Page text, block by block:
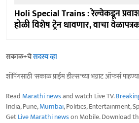
Holi Special Trains : रेल्वेकडून
होळी विशेष ट्रेन धावणार, वाचा
सकाळ+चेसदस्य व्हा
शॉपिंगसाठी 'सकाळ प्राईम डील्स'च्या भन्नाट ऑफर्स
Read Marathi newsand watch Live TV.
India, Pune,Mumbai, Politics, Entertainment,
GetLive Marathi newson Mobile. Download